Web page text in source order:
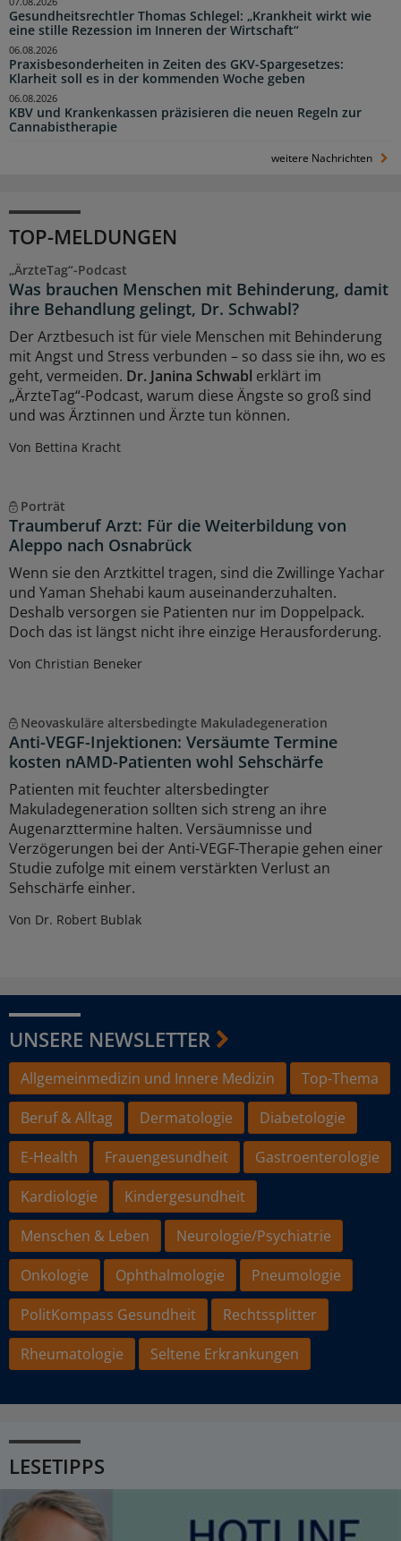
Gesundheitsrechtler Thomas Schlegel: „Krankheit wirkt wie
eine stille Rezession im Inneren der Wirtschaft“
Praxisbesonderheiten in Zeiten des GKV-Spargesetzes:
Klarheit soll es in der kommenden Woche geben
06.08.2026
KBV und Krankenkassen präzisieren die neuen Regeln zur
Cannabistherapie
06.08.2026
weitere Nachrichten
TOP-MELDUNGEN
„ÄrzteTag“-Podcast
Was brauchen Menschen mit Behinderung, damit
ihre Behandlung gelingt, Dr. Schwabl?
Der Arztbesuch ist für viele Menschen mit Behinderung
mit Angst und Stress verbunden – so dass sie ihn, wo es
geht, vermeiden. Dr. Janina Schwabl erklärt im
„ÄrzteTag“-Podcast, warum diese Ängste so groß sind
und was Ärztinnen und Ärzte tun können.
Von Bettina Kracht
Porträt
Traumberuf Arzt: Für die Weiterbildung von
Aleppo nach Osnabrück
Wenn sie den Arztkittel tragen, sind die Zwillinge Yachar
und Yaman Shehabi kaum auseinanderzuhalten.
Deshalb versorgen sie Patienten nur im Doppelpack.
Doch das ist längst nicht ihre einzige Herausforderung.
Von Christian Beneker
Neovaskuläre altersbedingte Makuladegeneration
Anti-VEGF-Injektionen: Versäumte Termine
kosten nAMD-Patienten wohl Sehschärfe
Patienten mit feuchter altersbedingter
Makuladegeneration sollten sich streng an ihre
Augenarzttermine halten. Versäumnisse und
Verzögerungen bei der Anti-VEGF-Therapie gehen einer
Studie zufolge mit einem verstärkten Verlust an
Sehschärfe einher.
Von Dr. Robert Bublak
UNSERE NEWSLETTER
Allgemeinmedizin und Innere Medizin
Top-Thema
Beruf & Alltag
Dermatologie
Diabetologie
E-Health
Frauengesundheit
Gastroenterologie
Kardiologie
Kindergesundheit
Menschen & Leben
Neurologie/Psychiatrie
Onkologie
Ophthalmologie
Pneumologie
PolitKompass Gesundheit
Rechtssplitter
Rheumatologie
Seltene Erkrankungen
LESETIPPS